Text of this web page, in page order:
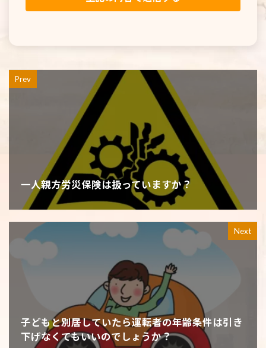
Prev
一人親方労災保険は扱っていますか？
Next
子どもと別居していたら運転者の年齢条件は引き
下げなくてもいいのでしょうか？